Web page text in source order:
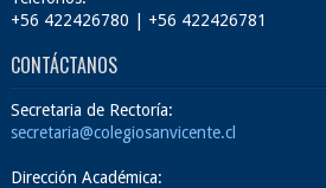
+56 422426780 | +56 422426781
CONTÁCTANOS
Secretaria de Rectoría:
secretaria@colegiosanvicente.cl
Dirección Académica: